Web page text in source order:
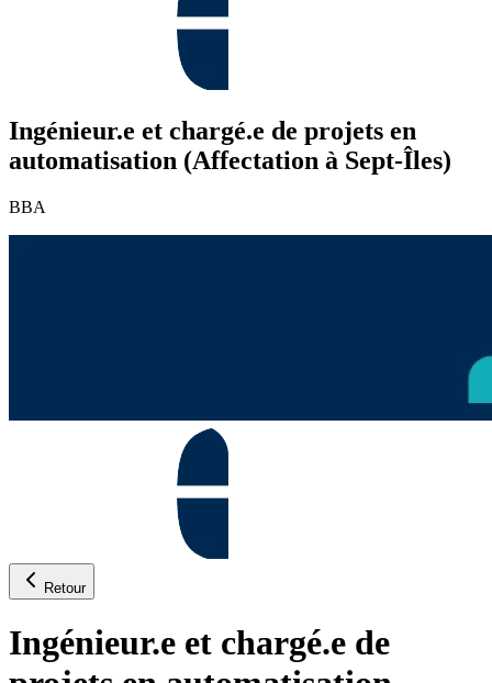
Ingénieur.e et chargé.e de projets en
automatisation (Affectation à Sept-Îles)
BBA
Retour
Ingénieur.e et chargé.e de